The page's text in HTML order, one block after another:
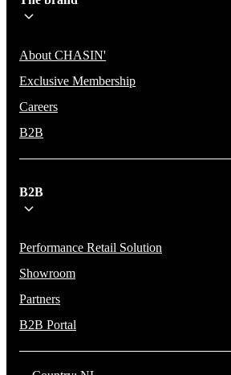
About CHASIN'
Exclusive Membership
Careers
B2B
B2B
Performance Retail Solution
Showroom
Partners
B2B Portal